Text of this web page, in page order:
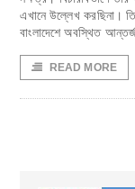
এখানে উল্লেখ করছিনা।
বাংলাদেশে অবস্থিত
READ MORE